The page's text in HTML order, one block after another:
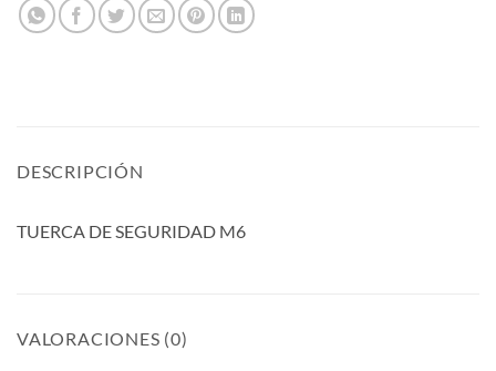
DESCRIPCIÓN
TUERCA DE SEGURIDAD M6
VALORACIONES (0)